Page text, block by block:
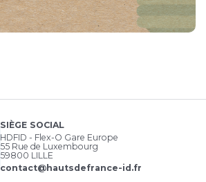
SIÈGE SOCIAL
HDFID - Flex-O Gare Europe
55 Rue de Luxembourg
59800 LILLE
contact@hautsdefrance-id.fr